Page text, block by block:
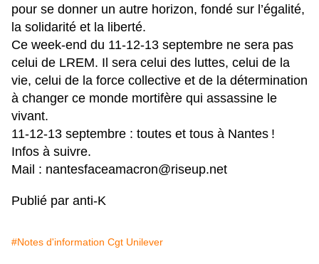
pour se donner un autre horizon, fondé sur l’égalité,
la solidarité et la liberté.
Ce week-end du 11-12-13 septembre ne sera pas
celui de LREM. Il sera celui des luttes, celui de la
vie, celui de la force collective et de la détermination
à changer ce monde mortifère qui assassine le
vivant.
11-12-13 septembre : toutes et tous à Nantes !
Infos à suivre.
Mail : nantesfaceamacron@riseup.net
Publié par anti-K
#Notes d'information Cgt Unilever